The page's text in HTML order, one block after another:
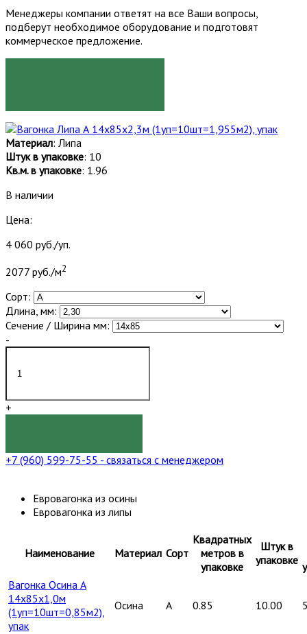
Менеджеры компании ответят на все Ваши вопросы,
подберут необходимое оборудование и подготовят
коммерческое предложение.
Материал: Липа
Штук в упаковке: 10
Кв.м. в упаковке: 1.96
В наличии
Цена:
4 060 руб./уп.
2077 руб./м2
Сорт:
Длина, мм:
Сечение / Ширина мм:
-
+
+7 (960) 599-75-55 - связаться с менеджером
Евровагонка из осины
Евровагонка из липы
Наименование Материал Сорт
Квадратных
метров в
упаковке
Штук в
упаковке
Вагонка Осина А
14х85х1,0м
(1уп=10шт=0,85м2),
упак
Осина A 0.85 10.00